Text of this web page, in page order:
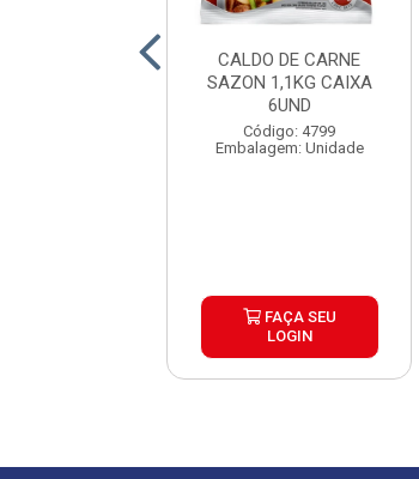
CALDO DE CARNE
SAZON 1,1KG CAIXA
6UND
Código: 4799
Embalagem: Unidade
FAÇA SEU
LOGIN